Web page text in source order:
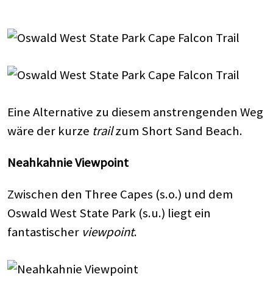
Eine Alternative zu diesem anstrengenden Weg
wäre der kurze trailzum Short Sand Beach.
Neahkahnie Viewpoint
Zwischen den Three Capes (s.o.) und dem
Oswald West State Park (s.u.) liegt ein
fantastischer viewpoint.